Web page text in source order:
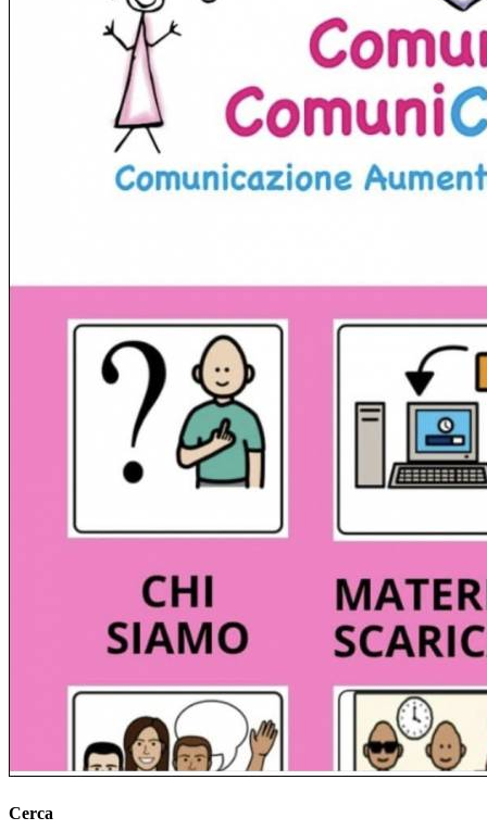
Cerca